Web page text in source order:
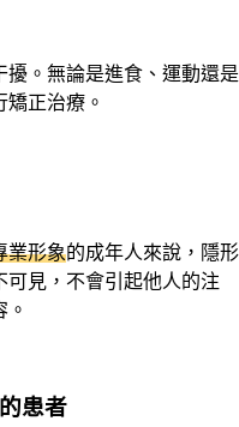
擾。無論是進食、運動還是
正治療。
業形象的成年人來說，隱形
見，不會引起他人的注
患者